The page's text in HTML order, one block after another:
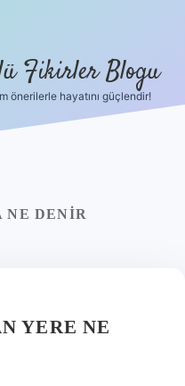
Fikirler Blogu
önerilerle hayatını güçlendir!
NE DENIR
YERE NE